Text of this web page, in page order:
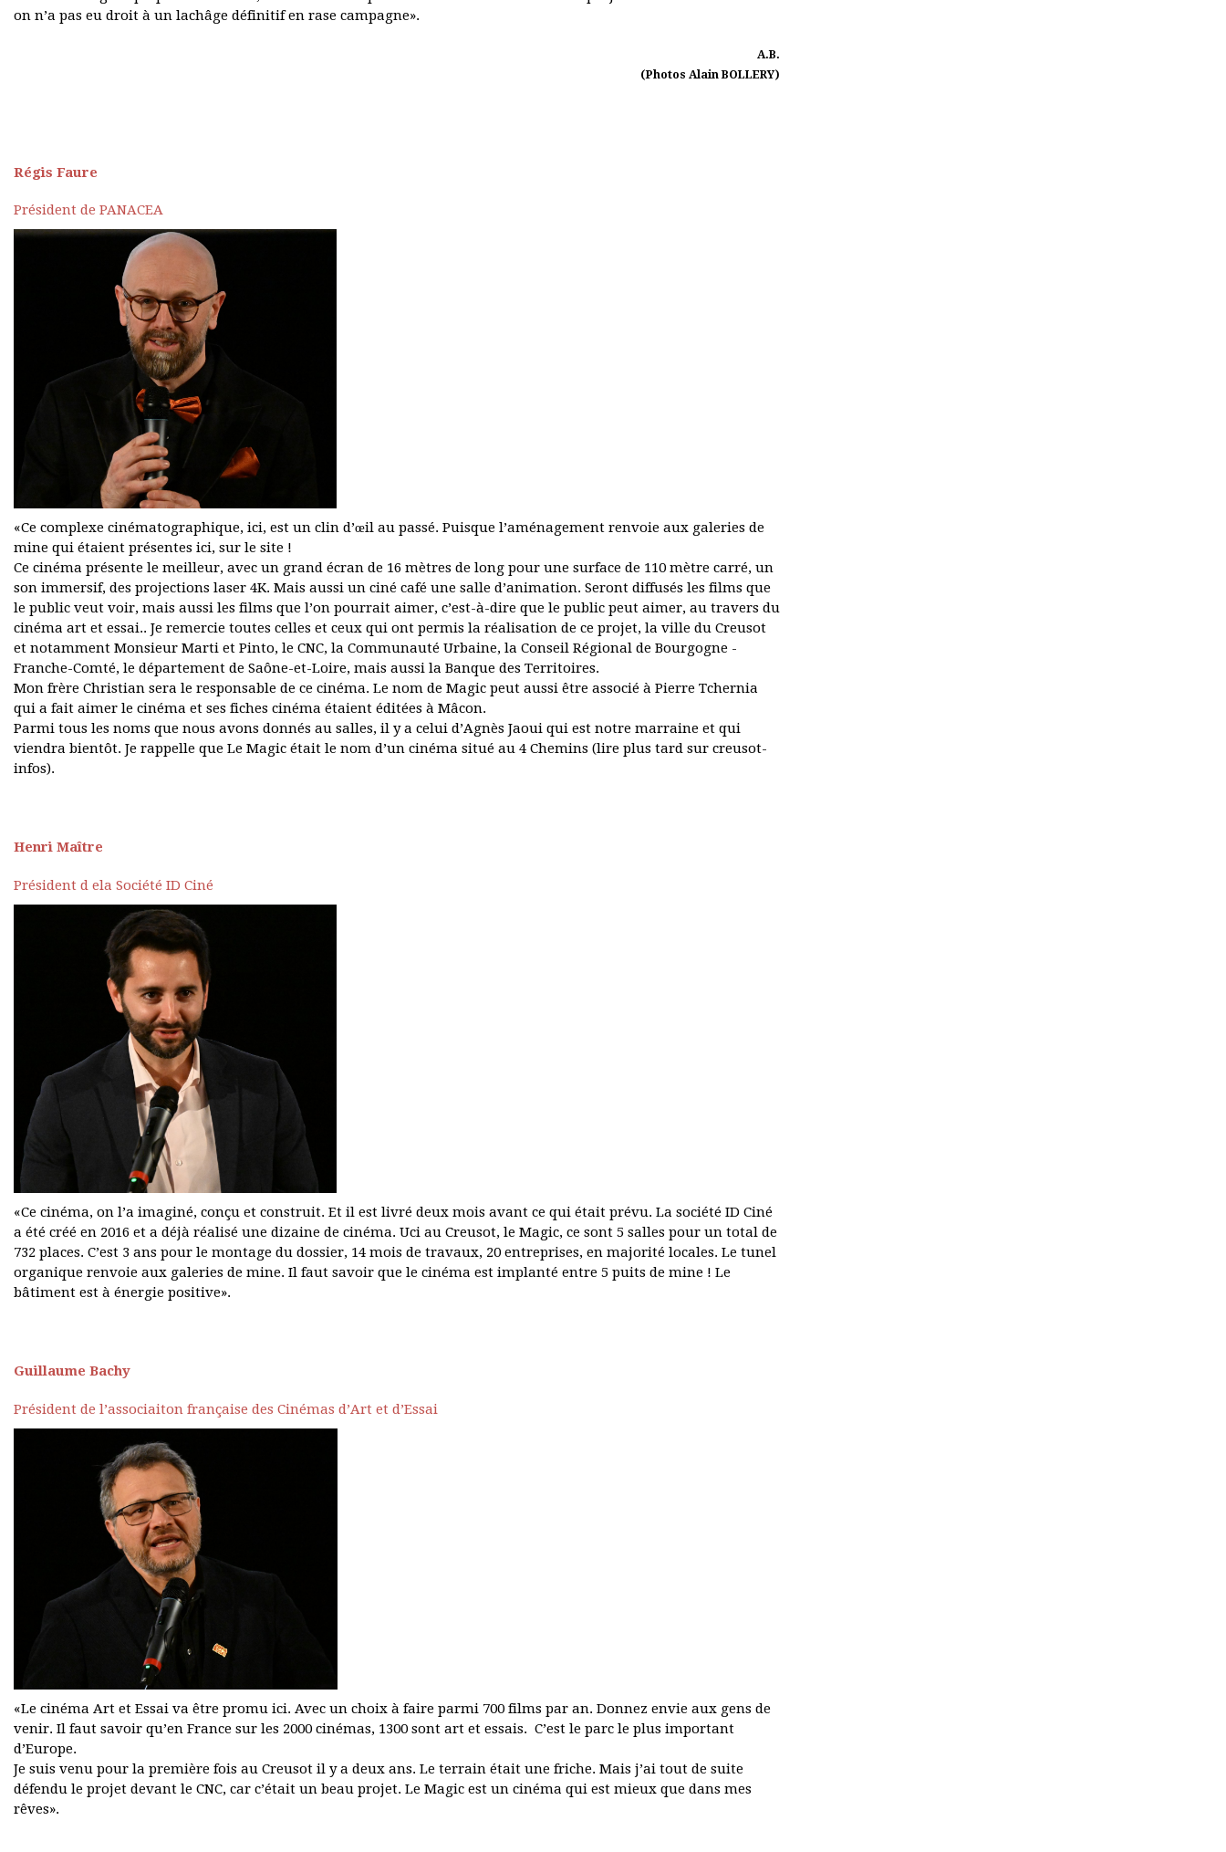
on n’a pas eu droit à un lachâge définitif en rase campagne».
A.B.
(Photos Alain BOLLERY)
Régis Faure
Président de PANACEA
«Ce complexe cinématographique, ici, est un clin d’œil au passé. Puisque l’aménagement renvoie aux galeries de
mine qui étaient présentes ici, sur le site !
Ce cinéma présente le meilleur, avec un grand écran de 16 mètres de long pour une surface de 110 mètre carré, un
son immersif, des projections laser 4K. Mais aussi un ciné café une salle d’animation. Seront diffusés les films que
le public veut voir, mais aussi les films que l’on pourrait aimer, c’est-à-dire que le public peut aimer, au travers du
cinéma art et essai.. Je remercie toutes celles et ceux qui ont permis la réalisation de ce projet, la ville du Creusot
et notamment Monsieur Marti et Pinto, le CNC, la Communauté Urbaine, la Conseil Régional de Bourgogne -
Franche-Comté, le département de Saône-et-Loire, mais aussi la Banque des Territoires.
Mon frère Christian sera le responsable de ce cinéma. Le nom de Magic peut aussi être associé à Pierre Tchernia
qui a fait aimer le cinéma et ses fiches cinéma étaient éditées à Mâcon.
Parmi tous les noms que nous avons donnés au salles, il y a celui d’Agnès Jaoui qui est notre marraine et qui
viendra bientôt. Je rappelle que Le Magic était le nom d’un cinéma situé au 4 Chemins (lire plus tard sur creusot-
infos).
Henri Maître
Président d ela Société ID Ciné
«Ce cinéma, on l’a imaginé, conçu et construit. Et il est livré deux mois avant ce qui était prévu. La société ID Ciné
a été créé en 2016 et a déjà réalisé une dizaine de cinéma. Uci au Creusot, le Magic, ce sont 5 salles pour un total de
732 places. C’est 3 ans pour le montage du dossier, 14 mois de travaux, 20 entreprises, en majorité locales. Le tunel
organique renvoie aux galeries de mine. Il faut savoir que le cinéma est implanté entre 5 puits de mine ! Le
bâtiment est à énergie positive».
Guillaume Bachy
Président de l’associaiton française des Cinémas d’Art et d’Essai
«Le cinéma Art et Essai va être promu ici. Avec un choix à faire parmi 700 films par an. Donnez envie aux gens de
venir. Il faut savoir qu’en France sur les 2000 cinémas, 1300 sont art et essais. C’est le parc le plus important
d’Europe.
Je suis venu pour la première fois au Creusot il y a deux ans. Le terrain était une friche. Mais j’ai tout de suite
défendu le projet devant le CNC, car c’était un beau projet. Le Magic est un cinéma qui est mieux que dans mes
rêves».